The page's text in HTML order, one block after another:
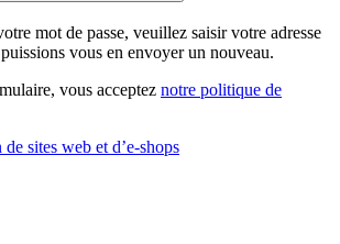
mot de passe, veuillez saisir votre adresse
vous en envoyer un nouveau.
vous acceptez notre politique de
sites web et d’e-shops